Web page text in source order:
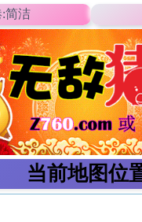
简洁
当前地图位